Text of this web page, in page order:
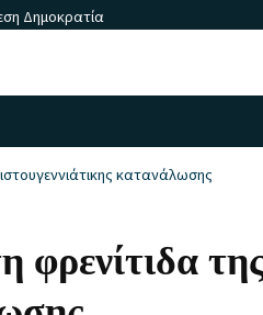
Δημοκρατία
κατανάλωσης